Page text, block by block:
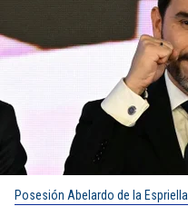
Posesión Abelardo de la Espriella